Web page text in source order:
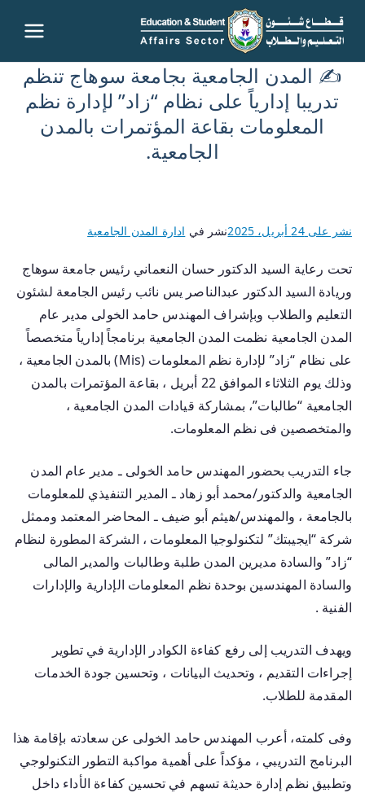
قطاع
شئون
التعليم
– جامعة
سوهاج
✍️ المدن الجامعية بجامعة سوهاج تنظم
تدريبا إدارياً على نظام “زاد” لإدارة نظم
المعلومات بقاعة المؤتمرات بالمدن
الجامعية.
نشر على24 أبريل، 2025 نشر في ادارة المدن الجامعية
تحت رعاية السيد الدكتور حسان النعماني رئيس جامعة سوهاج
وريادة السيد الدكتور عبدالناصر يس نائب رئيس الجامعة لشئون
التعليم والطلاب وبإشراف المهندس حامد الخولى مدير عام
المدن الجامعية نظمت المدن الجامعية برنامجاً إدارياً متخصصاً
على نظام “زاد” لإدارة نظم المعلومات (Mis) بالمدن الجامعية ،
وذلك يوم الثلاثاء الموافق 22 أبريل ، بقاعة المؤتمرات بالمدن
الجامعية “طالبات”، بمشاركة قيادات المدن الجامعية ،
والمتخصصين فى نظم المعلومات.
جاء التدريب بحضور المهندس حامد الخولى ـ مدير عام المدن
الجامعية والدكتور/محمد أبو زهاد ـ المدير التنفيذي للمعلومات
بالجامعة ، والمهندس/هيثم أبو ضيف ـ المحاضر المعتمد وممثل
شركة “ايجيبتك” لتكنولوجيا المعلومات ، الشركة المطورة لنظام
“زاد” والسادة مديرين المدن طلبة وطالبات والمدير المالى
والسادة المهندسين بوحدة نظم المعلومات الإدارية والإدارات
الفنية .
ويهدف التدريب إلى رفع كفاءة الكوادر الإدارية في تطوير
إجراءات التقديم ، وتحديث البيانات ، وتحسين جودة الخدمات
المقدمة للطلاب.
وفى كلمته، أعرب المهندس حامد الخولى عن سعادته بإقامة هذا
البرنامج التدريبي ، مؤكداً على أهمية مواكبة التطور التكنولوجي
وتطبيق نظم إدارة حديثة تسهم في تحسين كفاءة الأداء داخل